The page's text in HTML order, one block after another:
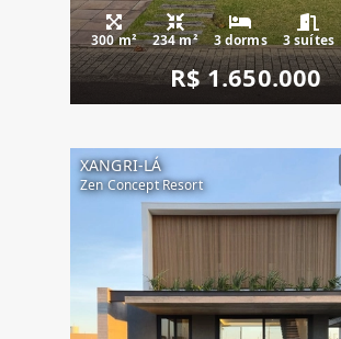
300 m² 234 m² 3 dorms 3 suítes
R$ 1.650.000
XANGRI-LÁ
Zen Concept Resort